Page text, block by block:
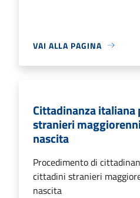
VAI ALLA PAGINA
Cittadinanza
stranieri
nascita
Procedimento di
cittadini stranieri
nascita